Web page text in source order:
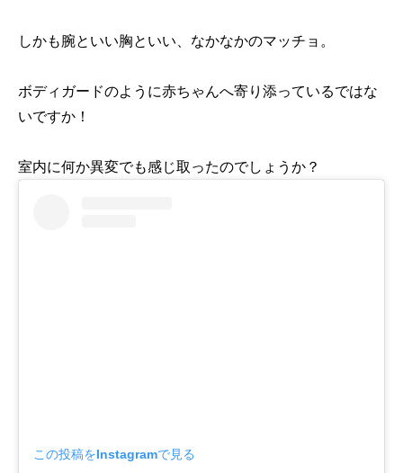
しかも腕といい胸といい、なかなかのマッチョ。
ボディガードのように赤ちゃんへ寄り添っているではな
いですか！
室内に何か異変でも感じ取ったのでしょうか？
この投稿をInstagramで見る